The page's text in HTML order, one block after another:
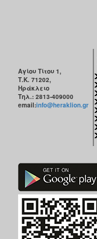
Αγίου Τίτου 1,
Τ.Κ. 71202,
Ηράκλειο
Τηλ.: 2813-409000
email:info@heraklion.gr